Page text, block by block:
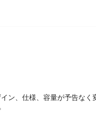
ン、仕様、容量が予告なく